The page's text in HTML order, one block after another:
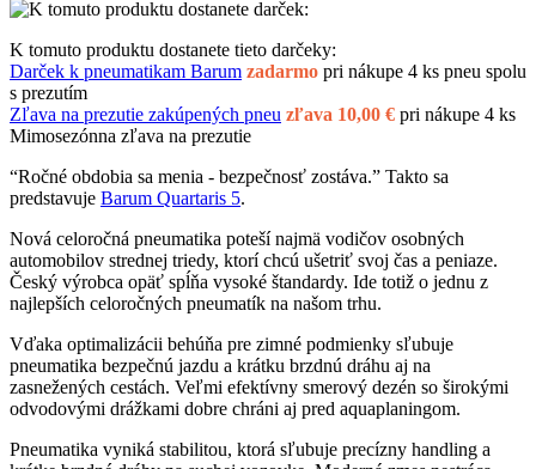
K tomuto produktu dostanete tieto darčeky:
Darček k pneumatikam Barum zadarmo pri nákupe 4 ks pneu spolu
s prezutím
Zľava na prezutie zakúpených pneu zľava 10,00 € pri nákupe 4 ks
Mimosezónna zľava na prezutie
“Ročné obdobia sa menia - bezpečnosť zostáva.” Takto sa
predstavuje Barum Quartaris 5.
Nová celoročná pneumatika poteší najmä vodičov osobných
automobilov strednej triedy, ktorí chcú ušetriť svoj čas a peniaze.
Český výrobca opäť spĺňa vysoké štandardy. Ide totiž o jednu z
najlepších celoročných pneumatík na našom trhu.
Vďaka optimalizácii behúňa pre zimné podmienky sľubuje
pneumatika bezpečnú jazdu a krátku brzdnú dráhu aj na
zasnežených cestách. Veľmi efektívny smerový dezén so širokými
odvodovými drážkami dobre chráni aj pred aquaplaningom.
Pneumatika vyniká stabilitou, ktorá sľubuje precízny handling a